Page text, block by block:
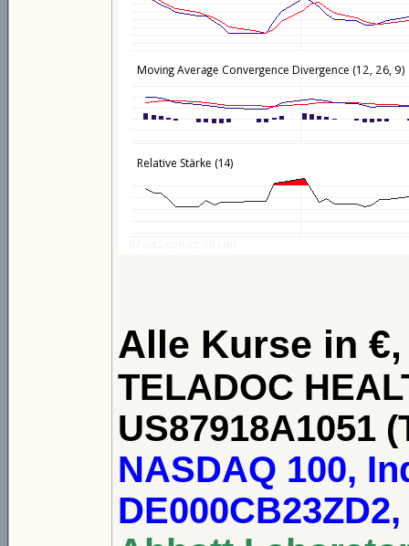
Alle Kurse in
TELADOC
US87918A1051
NASDAQ 100,